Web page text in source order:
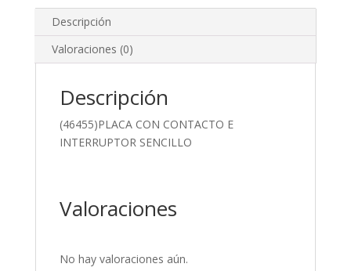
Descripción
Valoraciones (0)
Descripción
(46455)PLACA CON CONTACTO E
INTERRUPTOR SENCILLO
Valoraciones
No hay valoraciones aún.